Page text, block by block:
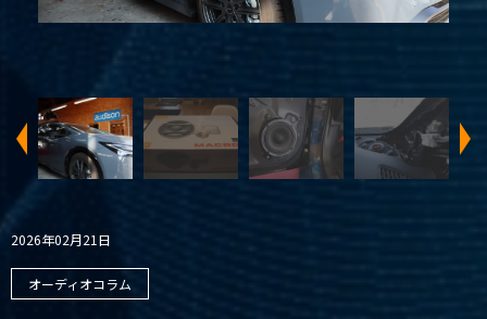
2026年02月21日
オーディオコラム